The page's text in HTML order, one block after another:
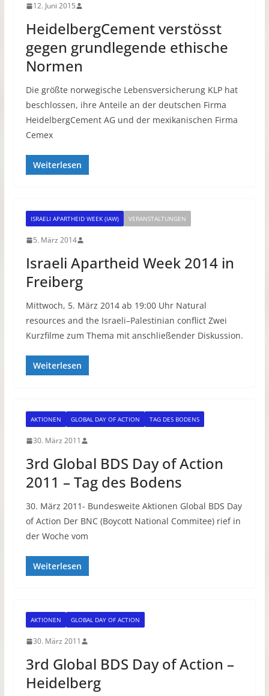
12. Juni 2015
HeidelbergCement verstösst
gegen grundlegende ethische
Normen
Die größte norwegische Lebensversicherung KLP hat
beschlossen, ihre Anteile an der deutschen Firma
HeidelbergCement AG und der mexikanischen Firma
Cemex
Weiterlesen
ISRAELI APARTHEID WEEK (IAW) VERANSTALTUNGEN
5. März 2014
Israeli Apartheid Week 2014 in
Freiberg
Mittwoch, 5. März 2014 ab 19:00 Uhr Natural
resources and the Israeli–Palestinian conflict Zwei
Kurzfilme zum Thema mit anschließender Diskussion.
Weiterlesen
AKTIONEN GLOBAL DAY OF ACTION TAG DES BODENS
30. März 2011
3rd Global BDS Day of Action
2011 – Tag des Bodens
30. März 2011- Bundesweite Aktionen Global BDS Day
of Action Der BNC (Boycott National Commitee) rief in
der Woche vom
Weiterlesen
AKTIONEN GLOBAL DAY OF ACTION
30. März 2011
3rd Global BDS Day of Action –
Heidelberg